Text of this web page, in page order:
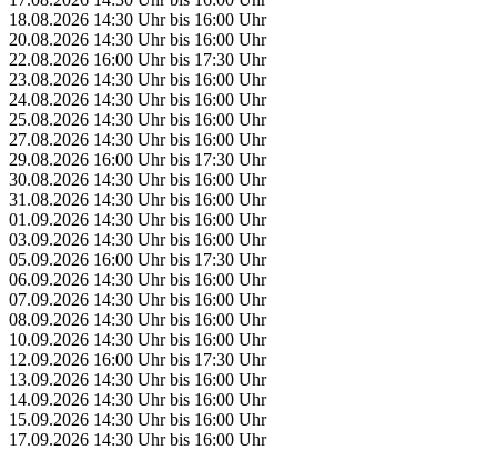
18.08.2026 14:30 Uhrbis 16:00 Uhr
20.08.2026 14:30 Uhrbis 16:00 Uhr
22.08.2026 16:00 Uhrbis 17:30 Uhr
23.08.2026 14:30 Uhrbis 16:00 Uhr
24.08.2026 14:30 Uhrbis 16:00 Uhr
25.08.2026 14:30 Uhrbis 16:00 Uhr
27.08.2026 14:30 Uhrbis 16:00 Uhr
29.08.2026 16:00 Uhrbis 17:30 Uhr
30.08.2026 14:30 Uhrbis 16:00 Uhr
31.08.2026 14:30 Uhrbis 16:00 Uhr
01.09.2026 14:30 Uhrbis 16:00 Uhr
03.09.2026 14:30 Uhrbis 16:00 Uhr
05.09.2026 16:00 Uhrbis 17:30 Uhr
06.09.2026 14:30 Uhrbis 16:00 Uhr
07.09.2026 14:30 Uhrbis 16:00 Uhr
08.09.2026 14:30 Uhrbis 16:00 Uhr
10.09.2026 14:30 Uhrbis 16:00 Uhr
12.09.2026 16:00 Uhrbis 17:30 Uhr
13.09.2026 14:30 Uhrbis 16:00 Uhr
14.09.2026 14:30 Uhrbis 16:00 Uhr
15.09.2026 14:30 Uhrbis 16:00 Uhr
17.09.2026 14:30 Uhrbis 16:00 Uhr